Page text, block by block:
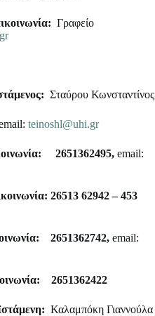
Γραφείο
Σταύρου Κωνσταντίνος
teinoshl@uhi.gr
2651362495, email:
26513 62942 – 453
2651362742, email:
2651362422
Καλαμπόκη Γιαννούλα